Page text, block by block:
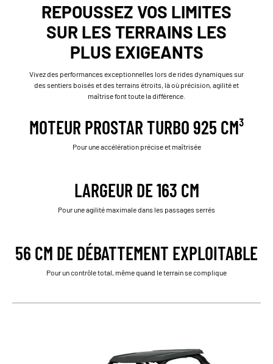
REPOUSSEZ VOS LIMITES
SUR LES TERRAINS LES
PLUS EXIGEANTS
Vivez des performances exceptionnelles lors de rides dynamiques sur
des sentiers boisés et des terrains étroits, là où précision, agilité et
maîtrise font toute la différence.
MOTEUR PROSTAR TURBO 925 CM³
Pour une accélération précise et maîtrisée
LARGEUR DE 163 CM
Pour une agilité maximale dans les passages serrés
56 CM DE DÉBATTEMENT EXPLOITABLE
Pour un contrôle total, même quand le terrain se complique